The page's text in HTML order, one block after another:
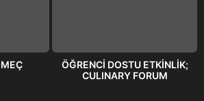
ÖĞRENCİ DOSTU ETKİNLİK;
CULINARY FORUM